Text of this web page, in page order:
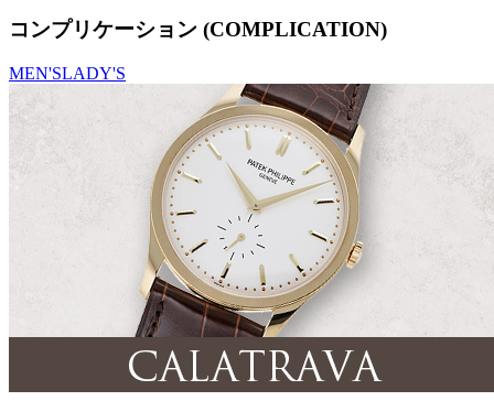
コンプリケーション (COMPLICATION)
MEN'SLADY'S